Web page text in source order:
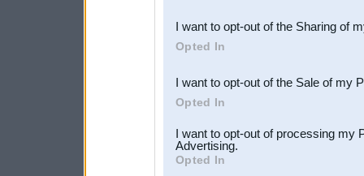
Downstream Participants
third parties.
I want to opt-out of the Sharing of
Opted In
I want to opt-out of the Sale of my
Opted In
I want to opt-out of processing my
Advertising.
Opted In